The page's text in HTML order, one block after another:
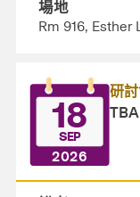
場地
Rm 916, Esther
18
SEP
2026
研
TBA